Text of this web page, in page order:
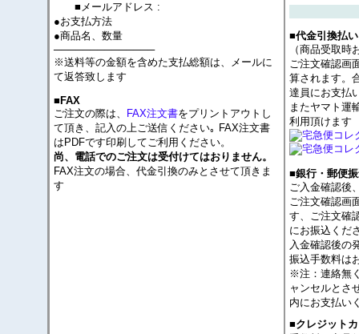
■メールアドレス :
●お支払方法
●商品名、数量
──────────────
※送料等の金額を含めた支払総額は、メールに
て返答致します
■FAX
ご注文の際は、 FAX注文書をプリントアウトし
て頂き、記入の上ご送信ください｡ FAX注文書
はPDFです印刷してご利用ください。
尚、電話でのご注文は受付けてはおりません。
FAX注文の場合、代金引換のみとさせて頂きま
す
■代金引換払い
（商品受取時
ご注文確認画
算されます。
達員にお支払
またヤマト運
利用頂けます
■銀行・郵便
ご入金確認後
ご注文確認画
す、ご注文確
にお振込くだ
入金確認後の
振込手数料は
※注：連絡無
ャンセルとさ
内にお支払い
■クレジット